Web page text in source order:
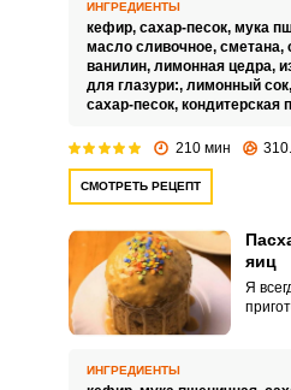
ИНГРЕДИЕНТЫ
кефир, сахар-песок, мука
масло сливочное, сметана,
ванилин, лимонная цедра,
для глазури:, лимонный сок,
сахар-песок, кондитерская
210 мин
СМОТРЕТЬ РЕЦЕПТ
яиц
Я
ИНГРЕДИЕНТЫ
Запомнить меня
Забыли